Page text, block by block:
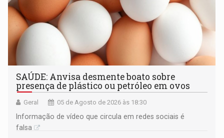
SAÚDE: Anvisa desmente boato sobre
presença de plástico ou petróleo em ovos
Geral 05 de Agosto de 2026 às 18:30
Informação de vídeo que circula em redes sociais é
falsa